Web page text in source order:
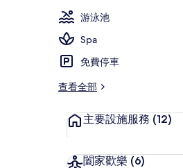
游泳池
Spa
免費停車
查看全部
主要設施服務 (12)
闔家歡樂 (6)